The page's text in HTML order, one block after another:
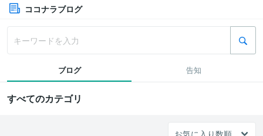
ココナラブログ
ブログ 告知
すべてのカテゴリ